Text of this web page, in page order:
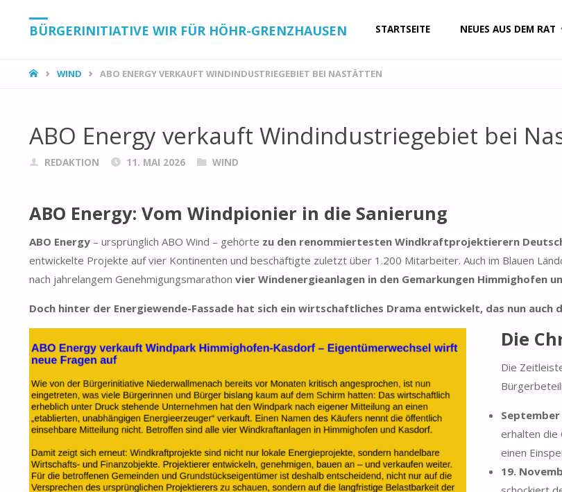
BÜRGERINITIATIVE WIR FÜR HÖHR-GRENZHAUSEN STARTSEITE NEUES AUS DEM RAT
STARTWIND ABO ENERGY VERKAUFT WINDINDUSTRIEGEBIET BEI NASTÄTTEN
ABO Energy verkauft Windindustriegebiet bei
REDAKTION 11. MAI 2026 WIND
ABO Energy: Vom Windpionier in die Sanierung
ABO Energy – ursprünglich ABO Wind – gehörte zu den renommiertesten Windkraftprojektierern
entwickelte Projekte auf vier Kontinenten und beschäftigte zuletzt über 1.200 Mitarbeiter. Auch im Blauen
nach jahrelangem Genehmigungsmarathon vier Windenergieanlagen in den Gemarkungen Himmighofen
Doch hinter der Energiewende-Fassade hat sich ein wirtschaftliches Drama entwickelt, das nun
Die
Die
September
erhalten die
einen
19.